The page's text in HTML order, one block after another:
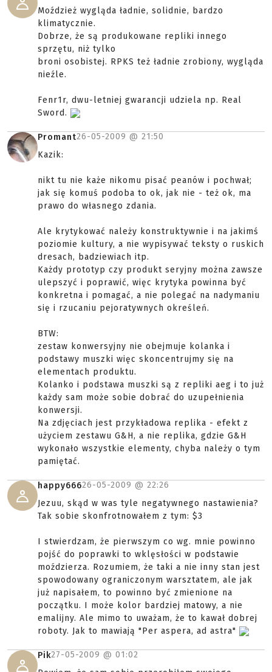
Moździeż wygląda ładnie, solidnie, bardzo
klimatycznie.
Dobrze, że są produkowane repliki innego
sprzętu, niż tylko
broni osobistej. RPKS też ładnie zrobiony, wygląda
nieźle.
Fenr1r, dwu-letniej gwarancji udziela np. Real
Sword.
Promant26-05-2009 @ 21:50
Kazik:
nikt tu nie każe nikomu pisać peanów i pochwał;
jak się komuś podoba to ok, jak nie - też ok, ma
prawo do własnego zdania.
Ale krytykować należy konstruktywnie i na jakimś
poziomie kultury, a nie wypisywać teksty o ruskich
dresach, badziewiach itp.
Każdy prototyp czy produkt seryjny można zawsze
ulepszyć i poprawić, więc krytyka powinna być
konkretna i pomagać, a nie polegać na nadymaniu
się i rzucaniu pejoratywnych określeń.
BTW:
zestaw konwersyjny nie obejmuje kolanka i
podstawy muszki więc skoncentrujmy się na
elementach produktu.
Kolanko i podstawa muszki są z repliki aeg i to już
każdy sam może sobie dobrać do uzupełnienia
konwersji.
Na zdjęciach jest przykładowa replika - efekt z
użyciem zestawu G&H, a nie replika, gdzie G&H
wykonało wszystkie elementy, chyba należy o tym
pamiętać.
happy66626-05-2009 @ 22:26
Jezuu, skąd w was tyle negatywnego nastawienia?
Tak sobie skonfrotnowałem z tym: $3
I stwierdzam, że pierwszym co wg. mnie powinno
pojść do poprawki to wklęsłości w podstawie
moździerza. Rozumiem, że taki a nie inny stan jest
spowodowany ograniczonym warsztatem, ale jak
już napisałem, to powinno być zmienione na
początku. I może kolor bardziej matowy, a nie
emalijny. Ale mimo to uważam, że to kawał dobrej
roboty. Jak to mawiają "Per aspera, ad astra"
Pik27-05-2009 @ 01:02